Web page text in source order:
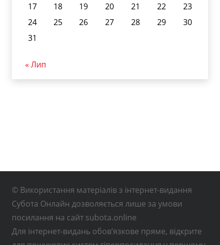
17
18 19 20 21 22
23
24
25 26 27 28 29
30
31
« Лип
© Використання матеріалів з інтернет-видання
Субота Онлайн дозволяється лише за умови
посилання на сайт subota.online
Для інтернет-видань обов’язкове пряме, відкрите